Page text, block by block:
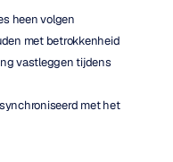
heen volgen
met betrokkenheid
vastleggen tijdens
met het